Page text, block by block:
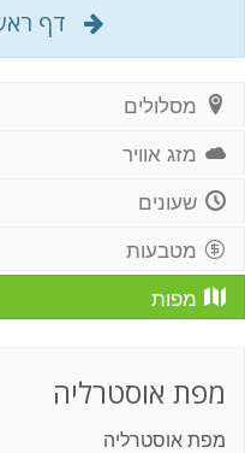
דף
מסלולים
מזג אוויר
שעונים
מטבעות
מפות
מפת אוסטרליה
מפת אוסטרליה